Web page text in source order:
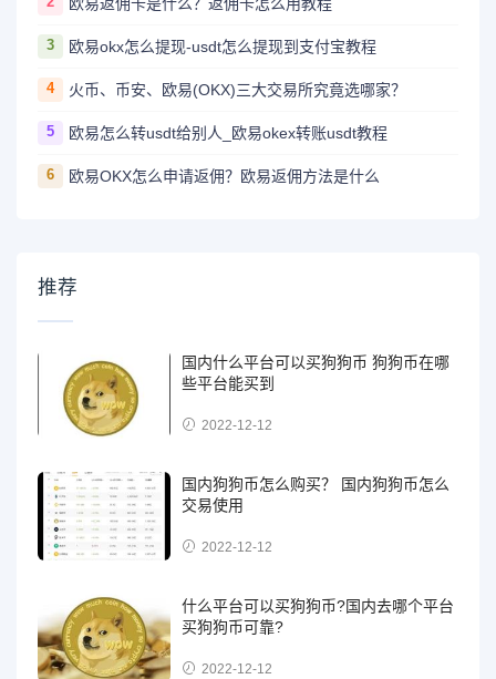
欧易返佣卡是什么？返佣卡怎么用教程
3 欧易okx怎么提现-usdt怎么提现到支付宝教程
4 火币、币安、欧易(OKX)三大交易所究竟选哪家？
5 欧易怎么转usdt给别人_欧易okex转账usdt教程
6 欧易OKX怎么申请返佣？欧易返佣方法是什么
推荐
国内什么平台可以买狗狗币 狗狗币在哪
些平台能买到
2022-12-12
国内狗狗币怎么购买？ 国内狗狗币怎么
交易使用
2022-12-12
什么平台可以买狗狗币?国内去哪个平台
买狗狗币可靠?
2022-12-12